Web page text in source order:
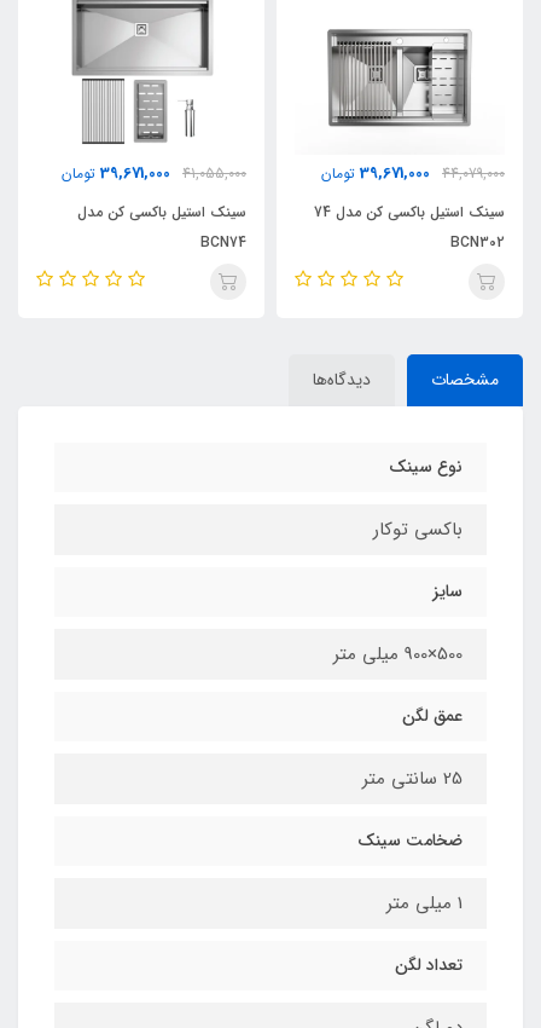
44,079,000
39,671,000 تومان
سینک استیل باکسی کن مدل 74
BCN302
41,055,000
39,671,000 تومان
سینک استیل باکسی کن مدل
BCN74
مشخصات دیدگاه‌ها
نوع سینک
باکسی توکار
سایز
500×900 میلی متر
عمق لگن
25 سانتی متر
ضخامت سینک
1 میلی متر
تعداد لگن